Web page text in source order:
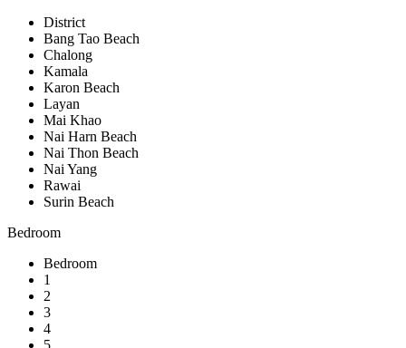
District
Bang Tao Beach
Chalong
Kamala
Karon Beach
Layan
Mai Khao
Nai Harn Beach
Nai Thon Beach
Nai Yang
Rawai
Surin Beach
Bedroom
Bedroom
1
2
3
4
5